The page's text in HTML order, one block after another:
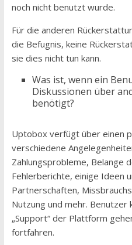
noch nicht benutzt wurde.
Für die anderen
die Befugnis, keine
sie dies nicht tun kann.
Was ist, wenn ein
Diskussionen über
benötigt?
Uptobox verfügt über einen
verschiedene
Zahlungsprobleme, Belange
Fehlerberichte, einige Ideen
Partnerschaften,
Nutzung und mehr.
„Support“ der Plattform
fortfahren.